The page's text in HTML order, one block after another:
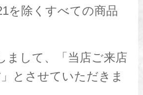
を除くすべての商品
まして、「当店ご来店
とさせていただきま